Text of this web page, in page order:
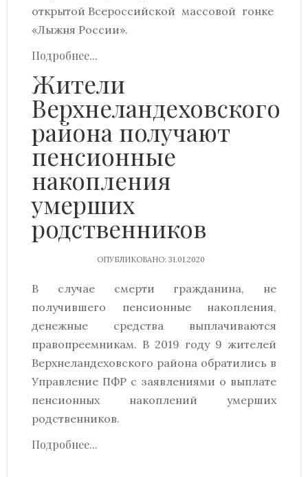
открытой Всероссийской массовой гонке
«Лыжня России».
Подробнее...
Жители
Верхнеландеховского
района получают
пенсионные
накопления
умерших
родственников
ОПУБЛИКОВАНО: 31.01.2020
В случае смерти гражданина, не
получившего пенсионные накопления,
денежные средства выплачиваются
правопреемникам. В 2019 году 9 жителей
Верхнеландеховского района обратились в
Управление ПФР с заявлениями о выплате
пенсионных накоплений умерших
родственников.
Подробнее...